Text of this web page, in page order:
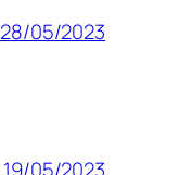
28/05/2023
19/05/2023